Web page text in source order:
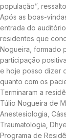
população”,
Após as boas-
entrada do
residentes que
Nogueira, formado
participação
e hoje posso dizer
quanto com os
Terminaram a
Túlio Nogueira de
Anestesiologia,
Traumatologia,
Programa de